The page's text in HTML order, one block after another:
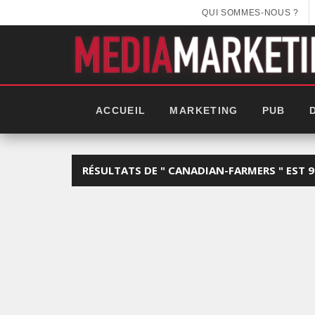
QUI SOMMES-NOUS ?
ACCUEIL MARKETING PUB
RÉSULTATS DE " CANADIAN-FARMERS " EST